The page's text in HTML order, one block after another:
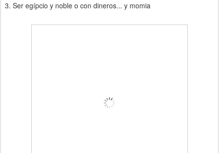
3. Ser egípcio y noble o con dineros... y momia